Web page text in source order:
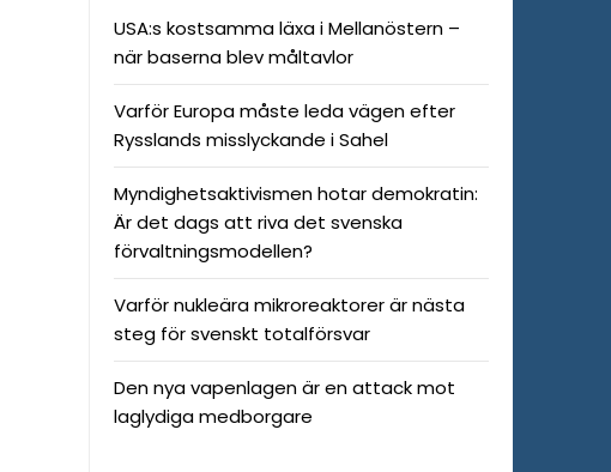
USA:s kostsamma läxa i Mellanöstern –
när baserna blev måltavlor
Varför Europa måste leda vägen efter
Rysslands misslyckande i Sahel
Myndighetsaktivismen hotar demokratin:
Är det dags att riva det svenska
förvaltningsmodellen?
Varför nukleära mikroreaktorer är nästa
steg för svenskt totalförsvar
Den nya vapenlagen är en attack mot
laglydiga medborgare